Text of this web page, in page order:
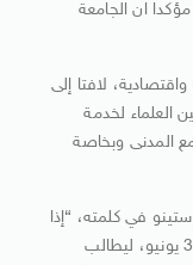
ان الجامعة
لافتا إلى
العلماء لخدمة
المدنى وبخاصة
في كلمته، “إذا
كان الشعب المصري قد خرج في 25 يناير و 30 يونيو، ليطالب